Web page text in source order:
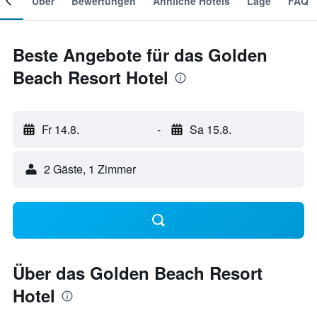
Beste Angebote für das Golden
Beach Resort Hotel
Fr 14.8. - Sa 15.8.
2 Gäste, 1 Zimmer
Über das Golden Beach Resort
Hotel